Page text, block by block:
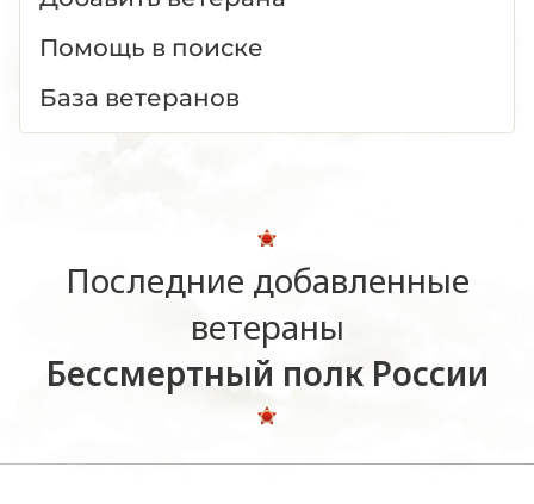
Помощь в поиске
База ветеранов
Последние добавленные
ветераны
Бессмертный полк России